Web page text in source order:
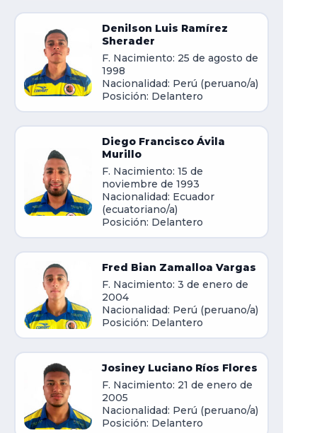
Denilson Luis Ramírez
Sherader
F. Nacimiento: 25 de agosto de
1998
Nacionalidad: Perú (peruano/a)
Posición: Delantero
Diego Francisco Ávila
Murillo
F. Nacimiento: 15 de
noviembre de 1993
Nacionalidad: Ecuador
(ecuatoriano/a)
Posición: Delantero
Fred Bian Zamalloa Vargas
F. Nacimiento: 3 de enero de
2004
Nacionalidad: Perú (peruano/a)
Posición: Delantero
Josiney Luciano Ríos Flores
F. Nacimiento: 21 de enero de
2005
Nacionalidad: Perú (peruano/a)
Posición: Delantero